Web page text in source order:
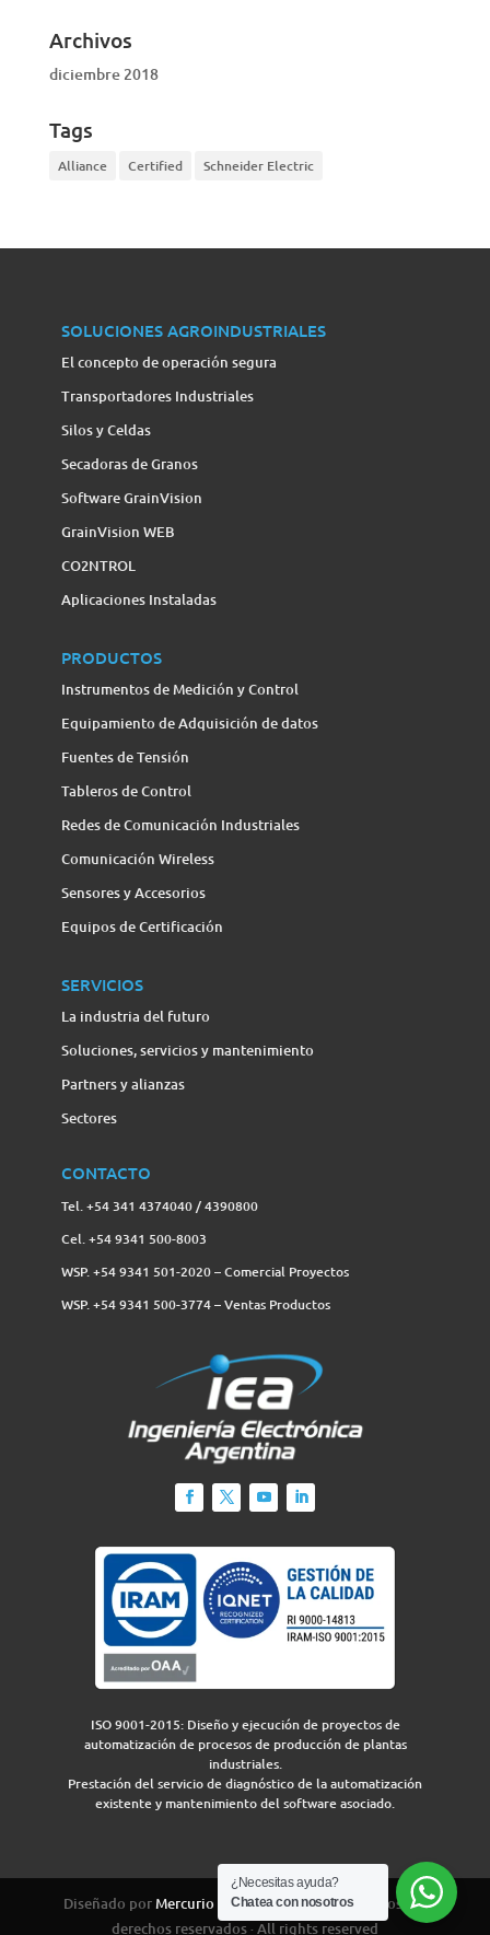
Archivos
diciembre 2018
Tags
Alliance Certified Schneider Electric
SOLUCIONES AGROINDUSTRIALES
El concepto de operación segura
Transportadores Industriales
Silos y Celdas
Secadoras de Granos
Software GrainVision
GrainVision WEB
CO2NTROL
Aplicaciones Instaladas
PRODUCTOS
Instrumentos de Medición y Control
Equipamiento de Adquisición de datos
Fuentes de Tensión
Tableros de Control
Redes de Comunicación Industriales
Comunicación Wireless
Sensores y Accesorios
Equipos de Certificación
SERVICIOS
La industria del futuro
Soluciones, servicios y mantenimiento
Partners y alianzas
Sectores
CONTACTO
Tel. +54 341 4374040 / 4390800
Cel. +54 9341 500-8003
WSP. +54 9341 501-2020 – Comercial Proyectos
WSP. +54 9341 500-3774‬ – Ventas Productos
ISO 9001-2015: Diseño y ejecución de proyectos de
automatización de procesos de producción de plantas
industriales.
Prestación del servicio de diagnóstico de la automatización
existente y mantenimiento del software asociado.
Diseñado porMercurio Grouppara IEA 2026 · Todos los
derechos reservados · All rights reserved
¿Necesitas ayuda?
Chatea con nosotros